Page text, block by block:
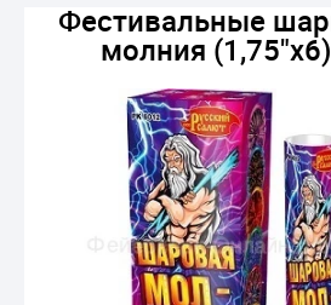
Фестивальные
молния